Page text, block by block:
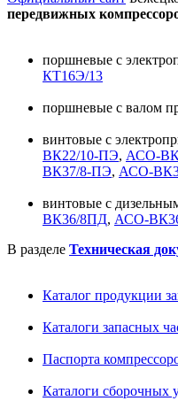
передвижных
поршневые с
КТ16Э/13
поршневые с валом
винтовые с
ВК22/10-ПЭ, АСО-
ВК37/8-ПЭ, АСО-
винтовые с
ВК36/8ПД, АСО-
В разделе Техническая
Каталог продукции
Каталоги запасных
Паспорта
Каталоги сборочных